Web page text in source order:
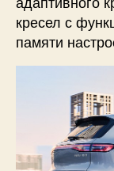
кресел с
памяти